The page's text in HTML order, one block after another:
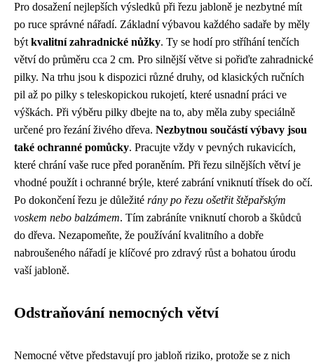
Pro dosažení nejlepších výsledků při řezu jabloně je nezbytné mít
po ruce správné nářadí. Základní výbavou každého sadaře by měly
být kvalitní zahradnické nůžky. Ty se hodí pro stříhání tenčích
větví do průměru cca 2 cm. Pro silnější větve si pořiďte zahradnické
pilky. Na trhu jsou k dispozici různé druhy, od klasických ručních
pil až po pilky s teleskopickou rukojetí, které usnadní práci ve
výškách. Při výběru pilky dbejte na to, aby měla zuby speciálně
určené pro řezání živého dřeva. Nezbytnou součástí výbavy jsou
také ochranné pomůcky. Pracujte vždy v pevných rukavicích,
které chrání vaše ruce před poraněním. Při řezu silnějších větví je
vhodné použít i ochranné brýle, které zabrání vniknutí třísek do očí.
Po dokončení řezu je důležité rány po řezu ošetřit štěpařským
voskem nebo balzámem. Tím zabráníte vniknutí chorob a škůdců
do dřeva. Nezapomeňte, že používání kvalitního a dobře
nabroušeného nářadí je klíčové pro zdravý růst a bohatou úrodu
vaší jabloně.
Odstraňování nemocných větví
Nemocné větve představují pro jabloň riziko, protože se z nich